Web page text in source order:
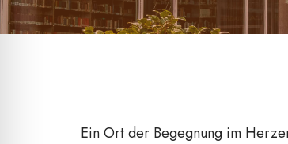
Ein Ort der Begegnung im